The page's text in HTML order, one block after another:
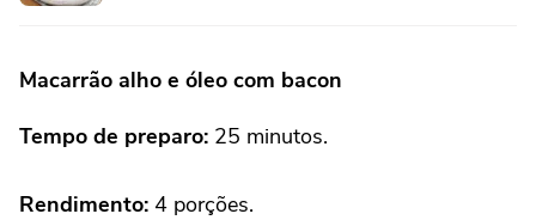
Macarrão alho e óleo com bacon
Tempo de preparo: 25 minutos.
Rendimento: 4 porções.